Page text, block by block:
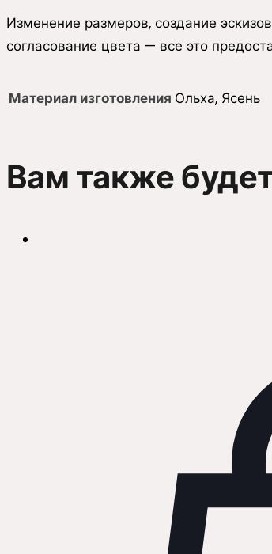
Изменение размеров, создание
согласование цвета — все это
Материал изготовления Ольха, Ясень
Вам также